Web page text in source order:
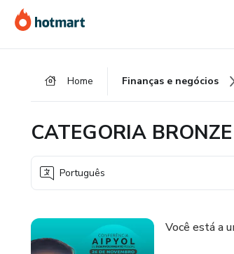
para
o
para
o
para
o
Home Finanças e negócios
CATEGORIA BRONZE
Português
Você está a